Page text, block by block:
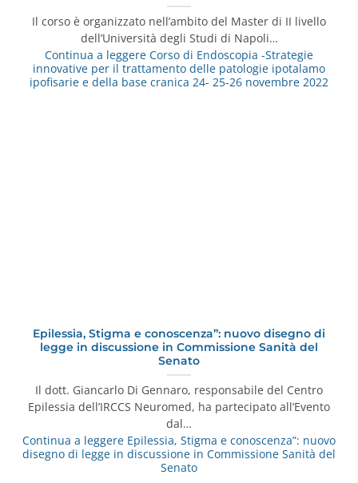
Il corso è organizzato nell’ambito del Master di II livello
dell’Università degli Studi di Napoli…
Continua a leggere Corso di Endoscopia -Strategie
innovative per il trattamento delle patologie ipotalamo
ipofisarie e della base cranica 24- 25-26 novembre 2022
Epilessia, Stigma e conoscenza”: nuovo disegno di
legge in discussione in Commissione Sanità del
Senato
Il dott. Giancarlo Di Gennaro, responsabile del Centro
Epilessia dell’IRCCS Neuromed, ha partecipato all’Evento
dal…
Continua a leggere Epilessia, Stigma e conoscenza”: nuovo
disegno di legge in discussione in Commissione Sanità del
Senato